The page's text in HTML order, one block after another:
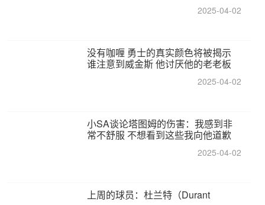
2025-04-02
没有咖喱 勇士的真实颜色将被揭示
谁注意到威金斯 他讨厌他的老老板
2025-04-02
小SA谈论塔图姆的伤害：我感到非
常不舒服 不想看到这些我向他道歉
2025-04-02
上周的球员：杜兰特（Durant